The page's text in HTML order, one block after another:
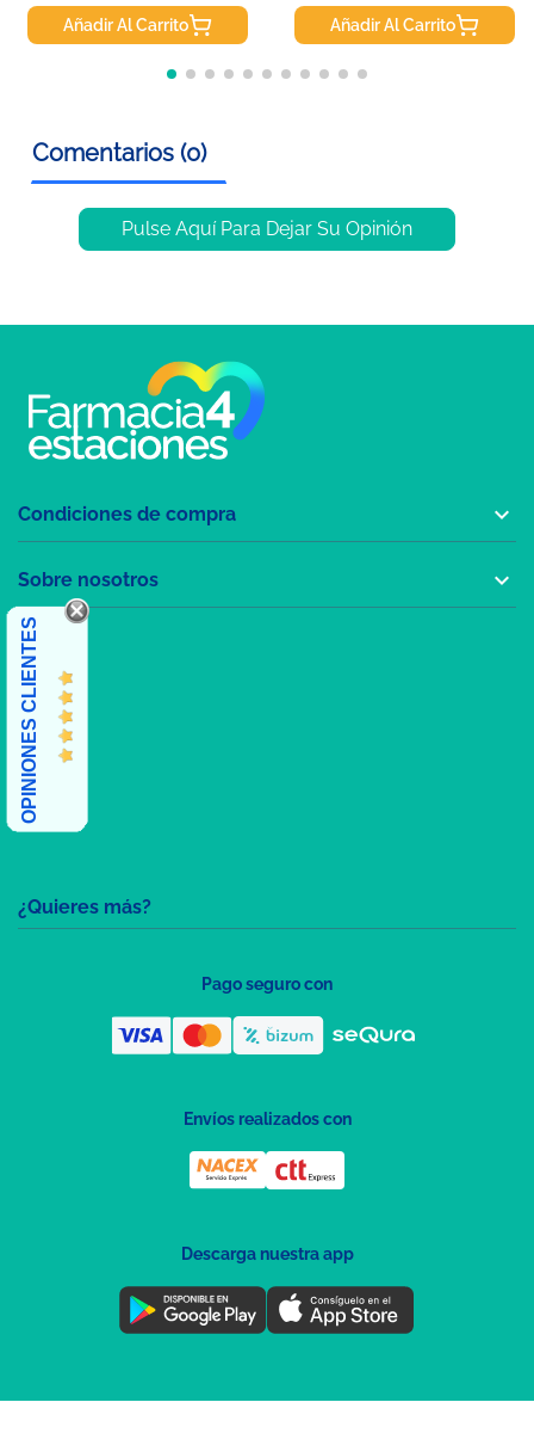
Añadir Al Carrito Añadir Al Carrito
Comentarios (0)
Pulse Aquí Para Dejar Su Opinión
¿Quieres más?
Condiciones de compra 
Sobre nosotros 
OPINIONES CLIENTES
Pago seguro con
Envíos realizados con
Descarga nuestra app